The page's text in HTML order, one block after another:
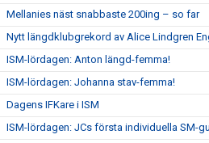
Mellanies näst snabbaste 200ing – so far
Nytt längdklubgrekord av Alice Lindgren
ISM-lördagen: Anton längd-femma!
ISM-lördagen: Johanna stav-femma!
Dagens IFKare i ISM
ISM-lördagen: JCs första individuella SM-